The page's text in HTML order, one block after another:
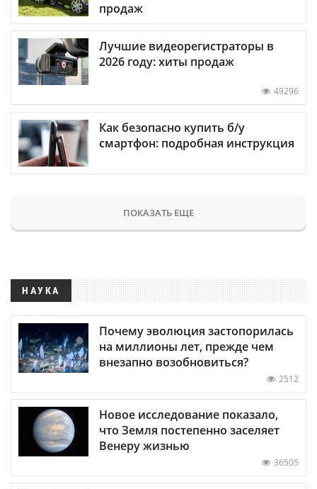
продаж
Лучшие видеорегистраторы в
2026 году: хиты продаж
49296
Как безопасно купить б/у
смартфон: подробная инструкция
ПОКАЗАТЬ ЕЩЕ
НАУКА
Почему эволюция застопорилась
на миллионы лет, прежде чем
внезапно возобновиться?
2512
Новое исследование показало,
что Земля постепенно заселяет
Венеру жизнью
36505